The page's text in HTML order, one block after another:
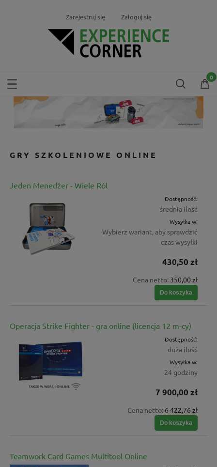
Zarejestruj się Zaloguj się
GRY SZKOLENIOWE ONLINE
Jeden Menedżer - Wiele Ról
Dostępność:
średnia ilość
Wysyłka w:
Wybierz wariant, aby sprawdzić
czas wysyłki
430,50 zł
Cena netto: 350,00 zł
Do koszyka
Operacja Strike Fighter - gra online (licencja 12 m-cy)
Dostępność:
duża ilość
Wysyłka w:
24 godziny
7 900,00 zł
Cena netto: 6 422,76 zł
Do koszyka
Teamwork Card Games Multitool Online